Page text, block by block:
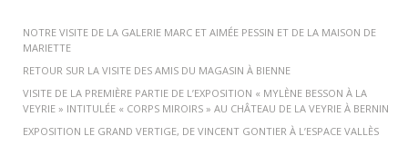
NOTRE VISITE DE LA GALERIE MARC ET AIMÉE PESSIN ET DE LA MAISON DE
MARIETTE
RETOUR SUR LA VISITE DES AMIS DU MAGASIN À BIENNE
VISITE DE LA PREMIÈRE PARTIE DE L’EXPOSITION « MYLÈNE BESSON À LA
VEYRIE » INTITULÉE « CORPS MIROIRS » AU CHÂTEAU DE LA VEYRIE À BERNIN
EXPOSITION LE GRAND VERTIGE, DE VINCENT GONTIER À L’ESPACE VALLÈS